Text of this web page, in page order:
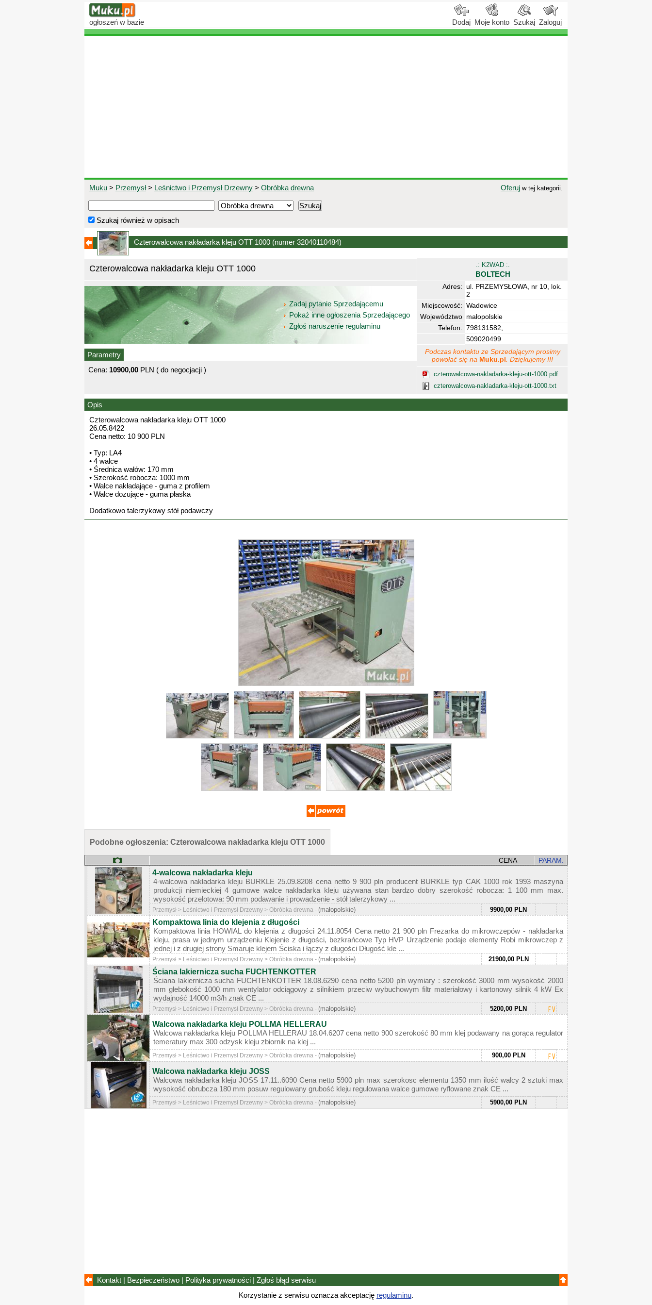
ogłoszeń w bazie Dodaj Moje konto Szukaj Zaloguj
Muku > Przemysł> Leśnictwo i Przemysł Drzewny > Obróbka drewna Oferuj w tej kategorii.
Szukaj również w opisach
Czterowalcowa nakładarka kleju OTT 1000 (numer 32040110484)
Czterowalcowa nakładarka kleju OTT 1000
Zadaj pytanie Sprzedającemu
Pokaż inne ogłoszenia Sprzedającego
Zgłoś naruszenie regulaminu
Parametry
Cena: 10900,00 PLN ( do negocjacji )
.: K2WAD :.
BOLTECH
Adres: ul. PRZEMYSŁOWA, nr 10, lok.
2
Miejscowość: Wadowice
Województwo małopolskie
Telefon: 798131582,
509020499
Podczas kontaktu ze Sprzedającym prosimy
powołać się na Muku.pl . Dziękujemy !!!
czterowalcowa-nakladarka-kleju-ott-1000.pdf
czterowalcowa-nakladarka-kleju-ott-1000.txt
Opis
Czterowalcowa nakładarka kleju OTT 1000
26.05.8422
Cena netto: 10 900 PLN
• Typ: LA4
• 4 walce
• Średnica wałów: 170 mm
• Szerokość robocza: 1000 mm
• Walce nakładające - guma z profilem
• Walce dozujące - guma płaska
Dodatkowo talerzykowy stół podawczy
Podobne ogłoszenia: Czterowalcowa nakładarka kleju OTT 1000
CENA PARAM.
4-walcowa nakładarka kleju
4-walcowa nakładarka kleju BURKLE 25.09.8208 cena netto 9 900 pln producent BURKLE typ CAK 1000 rok 1993 maszyna
produkcji niemieckiej 4 gumowe walce nakładarka kleju używana stan bardzo dobry szerokość robocza: 1 100 mm max.
wysokość przelotowa: 90 mm podawanie i prowadzenie - stół talerzykowy ...
Przemysł > Leśnictwo i Przemysł Drzewny > Obróbka drewna - (małopolskie) 9900,00 PLN
Kompaktowa linia do klejenia z długości
Kompaktowa linia HOWIAL do klejenia z długości 24.11.8054 Cena netto 21 900 pln Frezarka do mikrowczepów - nakładarka
kleju, prasa w jednym urządzeniu Klejenie z długości, bezkrańcowe Typ HVP Urządzenie podaje elementy Robi mikrowczep z
jednej i z drugiej strony Smaruje klejem Ściska i łączy z długości Długość kle ...
Przemysł > Leśnictwo i Przemysł Drzewny > Obróbka drewna - (małopolskie) 21900,00 PLN
Ściana lakiernicza sucha FUCHTENKOTTER
Ściana lakiernicza sucha FUCHTENKOTTER 18.08.6290 cena netto 5200 pln wymiary : szerokość 3000 mm wysokość 2000
mm głebokość 1000 mm wentylator odciągowy z silnikiem przeciw wybuchowym filtr materiałowy i kartonowy silnik 4 kW Ex
wydajność 14000 m3/h znak CE ...
Przemysł > Leśnictwo i Przemysł Drzewny > Obróbka drewna - (małopolskie) 5200,00 PLN
Walcowa nakładarka kleju POLLMA HELLERAU
Walcowa nakładarka kleju POLLMA HELLERAU 18.04.6207 cena netto 900 szerokość 80 mm klej podawany na gorąca regulator
temeratury max 300 odzysk kleju zbiornik na klej ...
Przemysł > Leśnictwo i Przemysł Drzewny > Obróbka drewna - (małopolskie) 900,00 PLN
Walcowa nakładarka kleju JOSS
Walcowa nakładarka kleju JOSS 17.11..6090 Cena netto 5900 pln max szerokosc elementu 1350 mm ilość walcy 2 sztuki max
wysokość obrubcza 180 mm posuw regulowany grubość kleju regulowana walce gumowe ryflowane znak CE ...
Przemysł > Leśnictwo i Przemysł Drzewny > Obróbka drewna - (małopolskie) 5900,00 PLN
Kontakt | Bezpieczeństwo | Polityka prywatności | Zgłoś błąd serwisu
Korzystanie z serwisu oznacza akceptację regulaminu.